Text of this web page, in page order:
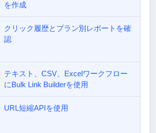
を作成
クリック履歴とプラン別レポートを確
認
テキスト、CSV、Excelワークフロー
にBulk Link Builderを使用
URL短縮APIを使用